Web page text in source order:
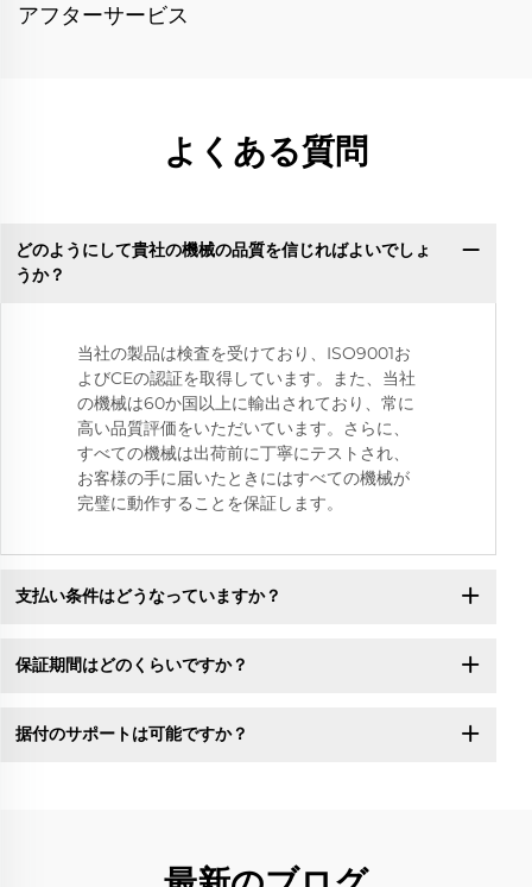
アフターサービス
よくある質問
どのようにして貴社の機械の品質を信じればよいでしょ
うか？
当社の製品は検査を受けており、ISO9001お
よびCEの認証を取得しています。また、当社
の機械は60か国以上に輸出されており、常に
高い品質評価をいただいています。さらに、
すべての機械は出荷前に丁寧にテストされ、
お客様の手に届いたときにはすべての機械が
完璧に動作することを保証します。
支払い条件はどうなっていますか？
保証期間はどのくらいですか？
据付のサポートは可能ですか？